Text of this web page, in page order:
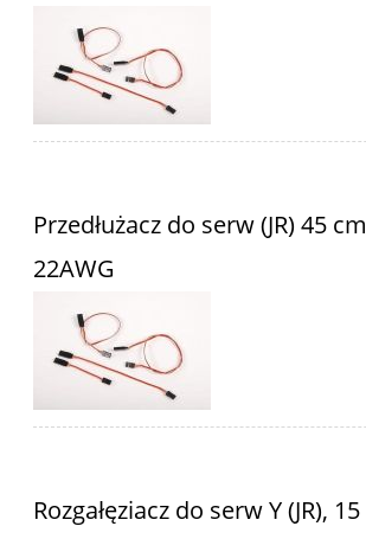
Przedłużacz do serw (JR) 45
22AWG
Rozgałęziacz do serw Y (JR),